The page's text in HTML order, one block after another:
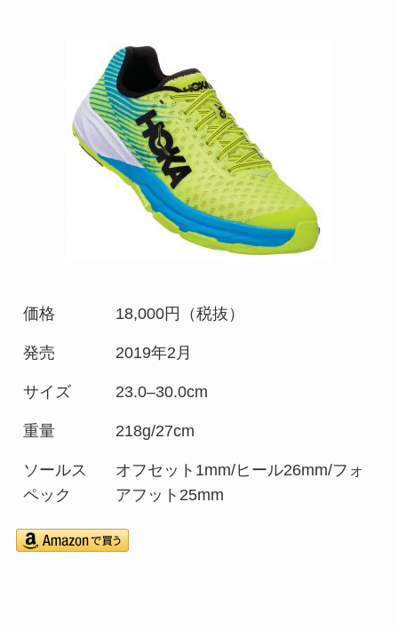
価格 18,000円（税抜）
発売 2019年2月
サイズ 23.0–30.0cm
重量 218g/27cm
ソールス
ペック
オフセット1mm/ヒール26mm/フォ
アフット25mm